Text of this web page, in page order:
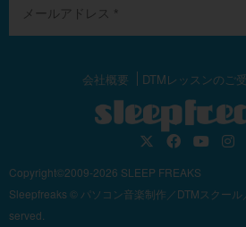
会社概要 DTMレッスンのご
Copyright©2009-2026 SLEEP FREAKS
Sleepfreaks © パソコン音楽制作／DTMスクー
served.